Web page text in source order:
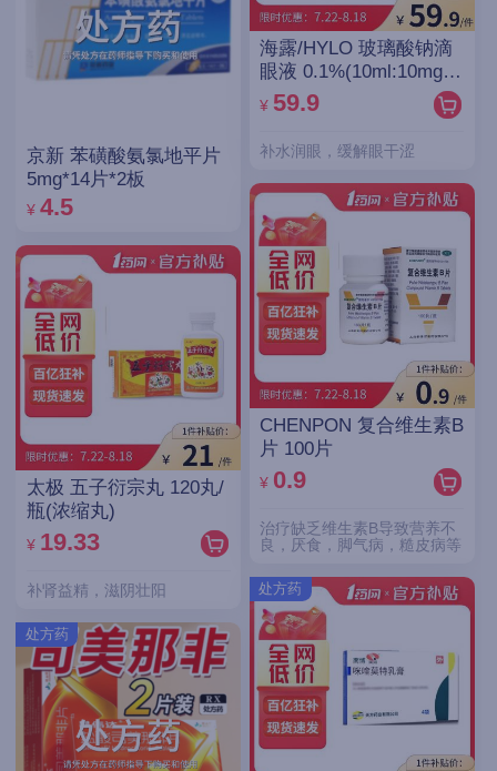
京新 苯磺酸氨氯地平片
5mg*14片*2板
¥ 4.5
太极 五子衍宗丸 120丸/
瓶(浓缩丸)
¥ 19.33
补肾益精，滋阴壮阳
处方药
海露/HYLO 玻璃酸钠滴
眼液 0.1%(10ml:10mg)/
支(OTC)
¥ 59.9
补水润眼，缓解眼干涩
CHENPON 复合维生素B
片 100片
¥ 0.9
治疗缺乏维生素B导致营养不
良，厌食，脚气病，糙皮病等
处方药